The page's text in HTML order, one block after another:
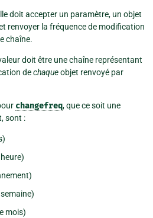
doit accepter un paramètre, un objet
renvoyer la fréquence de modification
chaîne.
doit être une chaîne représentant
dechaqueobjet renvoyé par
changefreq, que ce soit une
sont :
mois)